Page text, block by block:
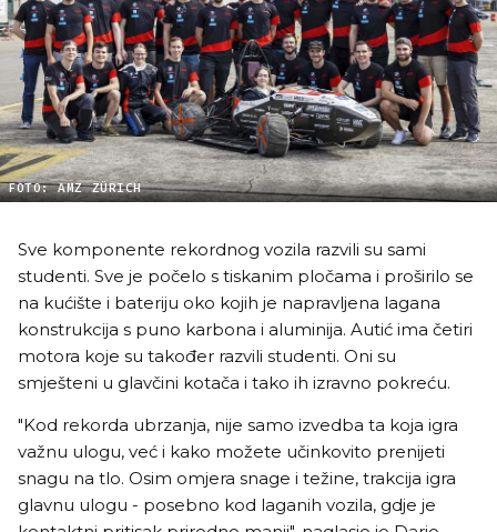
FOTO: AMZ ZÜRICH
Sve komponente rekordnog vozila razvili su sami
studenti. Sve je počelo s tiskanim pločama i proširilo se
na kućište i bateriju oko kojih je napravljena lagana
konstrukcija s puno karbona i aluminija. Autić ima četiri
motora koje su također razvili studenti. Oni su
smješteni u glavčini kotača i tako ih izravno pokreću.
"Kod rekorda ubrzanja, nije samo izvedba ta koja igra
važnu ulogu, već i kako možete učinkovito prenijeti
snagu na tlo. Osim omjera snage i težine, trakcija igra
glavnu ulogu - posebno kod laganih vozila, gdje je